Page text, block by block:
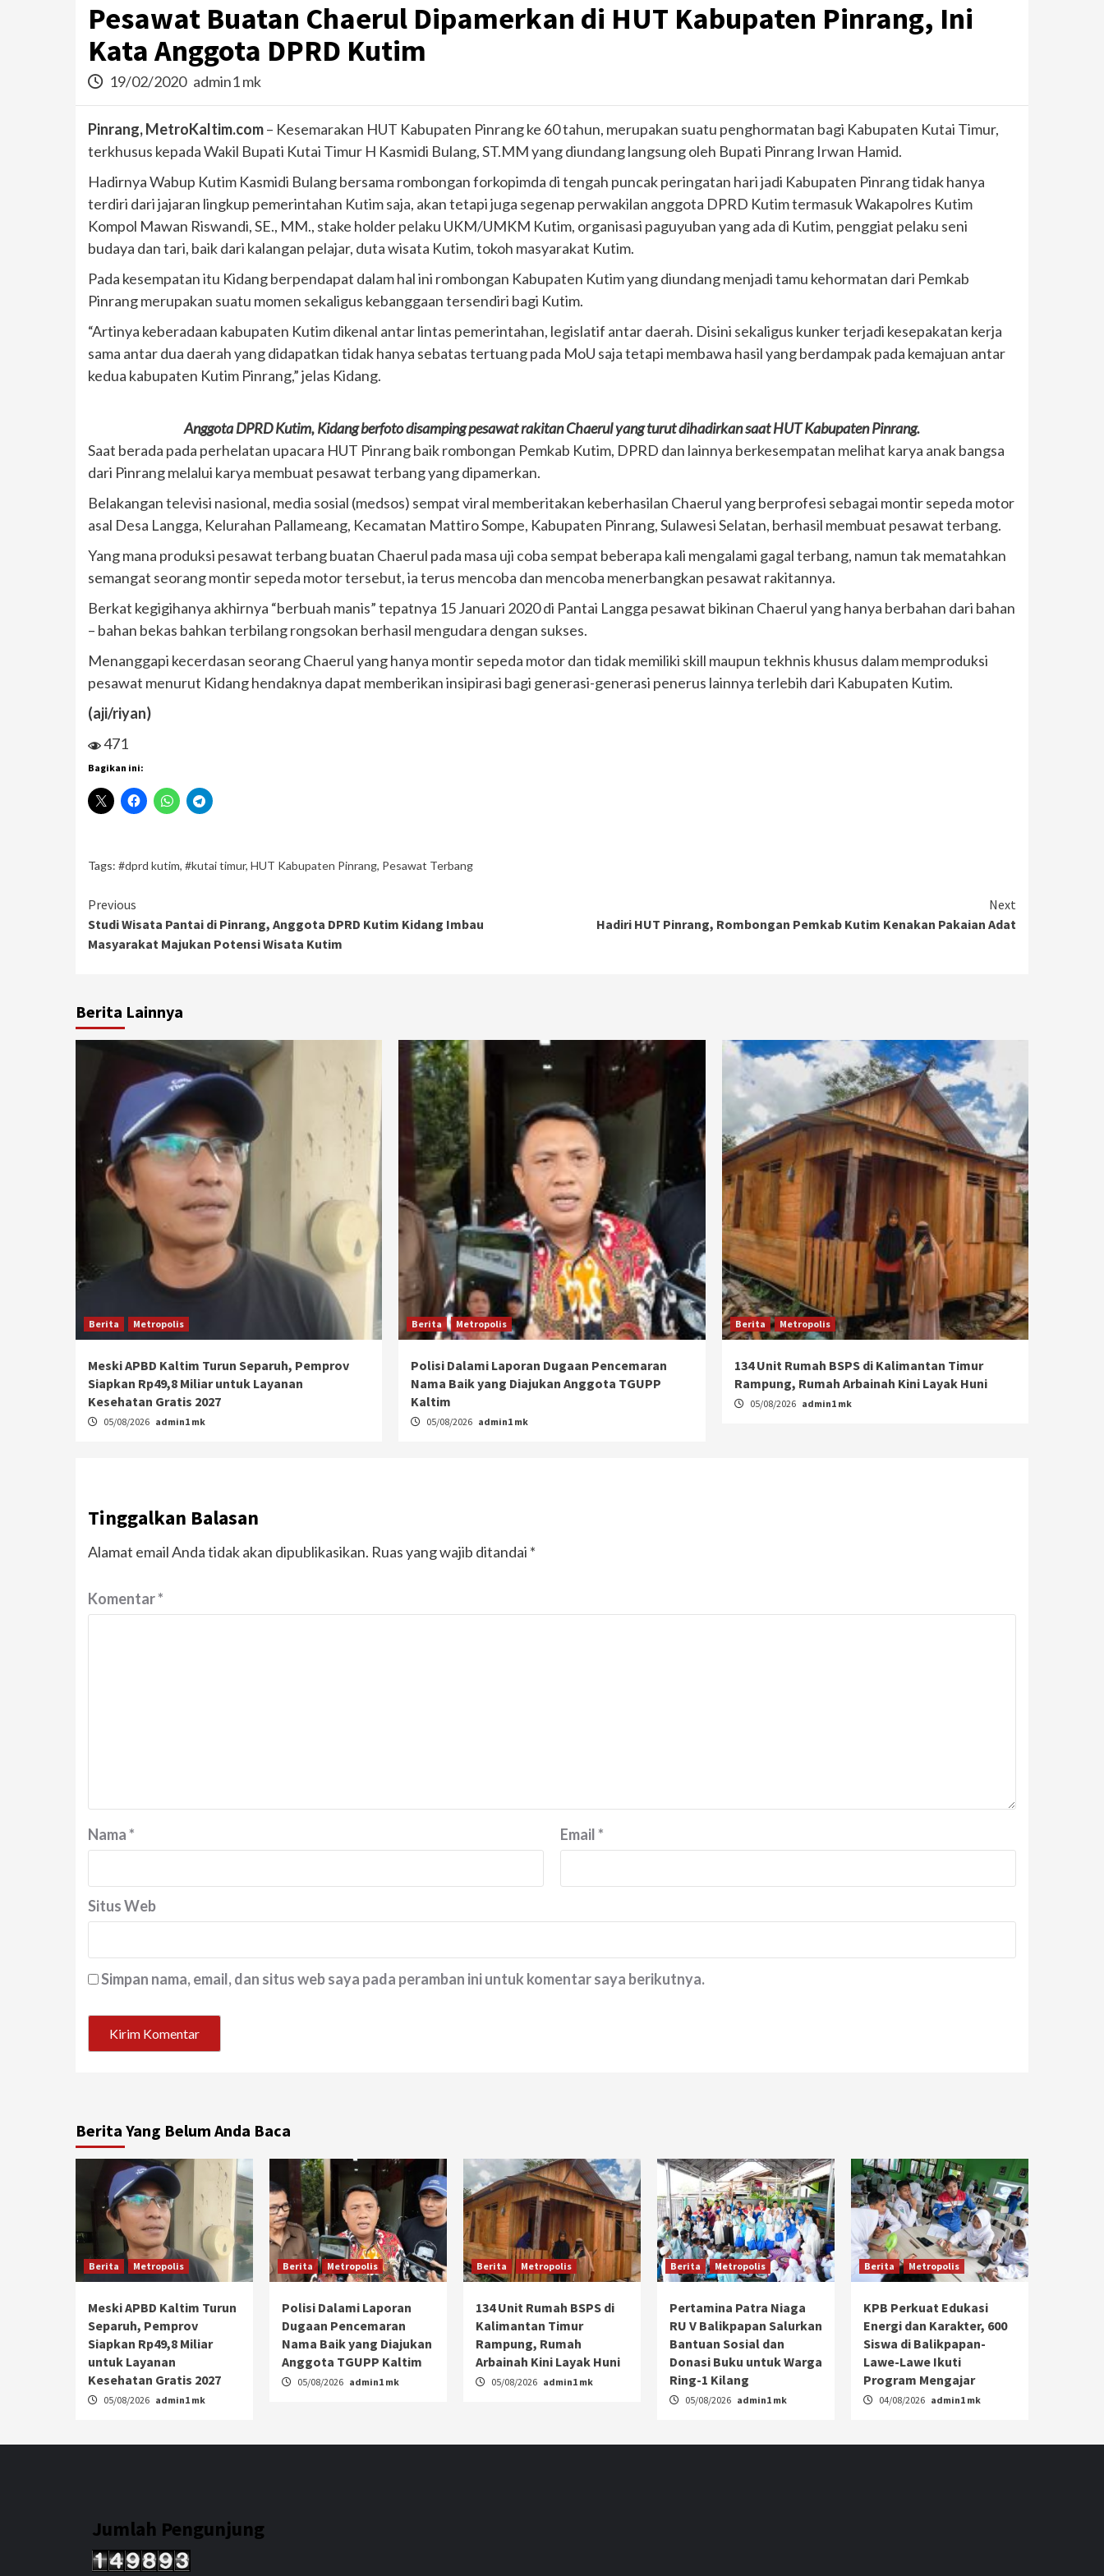
Pesawat Buatan Chaerul Dipamerkan di HUT Kabupaten Pinrang, Ini
Kata Anggota DPRD Kutim
19/02/2020 admin1 mk
Pinrang, MetroKaltim.com– Kesemarakan HUT Kabupaten Pinrang ke 60 tahun, merupakan suatu penghormatan bagi Kabupaten Kutai Timur,
terkhusus kepada Wakil Bupati Kutai Timur H Kasmidi Bulang, ST.MM yang diundang langsung oleh Bupati Pinrang Irwan Hamid.
Hadirnya Wabup Kutim Kasmidi Bulang bersama rombongan forkopimda di tengah puncak peringatan hari jadi Kabupaten Pinrang tidak hanya
terdiri dari jajaran lingkup pemerintahan Kutim saja, akan tetapi juga segenap perwakilan anggota DPRD Kutim termasuk Wakapolres Kutim
Kompol Mawan Riswandi, SE., MM., stake holder pelaku UKM/UMKM Kutim, organisasi paguyuban yang ada di Kutim, penggiat pelaku seni
budaya dan tari, baik dari kalangan pelajar, duta wisata Kutim, tokoh masyarakat Kutim.
Pada kesempatan itu Kidang berpendapat dalam hal ini rombongan Kabupaten Kutim yang diundang menjadi tamu kehormatan dari Pemkab
Pinrang merupakan suatu momen sekaligus kebanggaan tersendiri bagi Kutim.
“Artinya keberadaan kabupaten Kutim dikenal antar lintas pemerintahan, legislatif antar daerah. Disini sekaligus kunker terjadi kesepakatan kerja
sama antar dua daerah yang didapatkan tidak hanya sebatas tertuang pada MoU saja tetapi membawa hasil yang berdampak pada kemajuan antar
kedua kabupaten Kutim Pinrang,” jelas Kidang.
Anggota DPRD Kutim, Kidang berfoto disamping pesawat rakitan Chaerul yang turut dihadirkan saat HUT Kabupaten Pinrang.
Saat berada pada perhelatan upacara HUT Pinrang baik rombongan Pemkab Kutim, DPRD dan lainnya berkesempatan melihat karya anak bangsa
dari Pinrang melalui karya membuat pesawat terbang yang dipamerkan.
Belakangan televisi nasional, media sosial (medsos) sempat viral memberitakan keberhasilan Chaerul yang berprofesi sebagai montir sepeda motor
asal Desa Langga, Kelurahan Pallameang, Kecamatan Mattiro Sompe, Kabupaten Pinrang, Sulawesi Selatan, berhasil membuat pesawat terbang.
Yang mana produksi pesawat terbang buatan Chaerul pada masa uji coba sempat beberapa kali mengalami gagal terbang, namun tak mematahkan
semangat seorang montir sepeda motor tersebut, ia terus mencoba dan mencoba menerbangkan pesawat rakitannya.
Berkat kegigihanya akhirnya “berbuah manis” tepatnya 15 Januari 2020 di Pantai Langga pesawat bikinan Chaerul yang hanya berbahan dari bahan
– bahan bekas bahkan terbilang rongsokan berhasil mengudara dengan sukses.
Menanggapi kecerdasan seorang Chaerul yang hanya montir sepeda motor dan tidak memiliki skill maupun tekhnis khusus dalam memproduksi
pesawat menurut Kidang hendaknya dapat memberikan insipirasi bagi generasi-generasi penerus lainnya terlebih dari Kabupaten Kutim.
(aji/riyan)
471
Bagikan ini:
Tags: #dprd kutim, #kutai timur, HUT Kabupaten Pinrang, Pesawat Terbang
Continue
Reading
Previous
Studi Wisata Pantai di Pinrang, Anggota DPRD Kutim Kidang Imbau
Masyarakat Majukan Potensi Wisata Kutim
Next
Hadiri HUT Pinrang, Rombongan Pemkab Kutim Kenakan Pakaian Adat
Berita Lainnya
Berita Metropolis
Meski APBD Kaltim Turun Separuh, Pemprov
Siapkan Rp49,8 Miliar untuk Layanan
Kesehatan Gratis 2027
05/08/2026 admin1 mk
Berita Metropolis
Polisi Dalami Laporan Dugaan Pencemaran
Nama Baik yang Diajukan Anggota TGUPP
Kaltim
05/08/2026 admin1 mk
Berita Metropolis
134 Unit Rumah BSPS di Kalimantan Timur
Rampung, Rumah Arbainah Kini Layak Huni
05/08/2026 admin1 mk
Tinggalkan Balasan
Alamat email Anda tidak akan dipublikasikan. Ruas yang wajib ditandai *
Komentar*
Nama* Email*
Situs Web
Simpan nama, email, dan situs web saya pada peramban ini untuk komentar saya berikutnya.
Berita Yang Belum Anda Baca
Berita Metropolis
Meski APBD Kaltim Turun
Separuh, Pemprov
Siapkan Rp49,8 Miliar
untuk Layanan
Kesehatan Gratis 2027
05/08/2026 admin1 mk
Berita Metropolis
Polisi Dalami Laporan
Dugaan Pencemaran
Nama Baik yang Diajukan
Anggota TGUPP Kaltim
05/08/2026 admin1 mk
Berita Metropolis
134 Unit Rumah BSPS di
Kalimantan Timur
Rampung, Rumah
Arbainah Kini Layak Huni
05/08/2026 admin1 mk
Berita Metropolis
Pertamina Patra Niaga
RU V Balikpapan Salurkan
Bantuan Sosial dan
Donasi Buku untuk Warga
Ring-1 Kilang
05/08/2026 admin1 mk
Berita Metropolis
KPB Perkuat Edukasi
Energi dan Karakter, 600
Siswa di Balikpapan-
Lawe-Lawe Ikuti
Program Mengajar
04/08/2026 admin1 mk
Jumlah Pengunjung